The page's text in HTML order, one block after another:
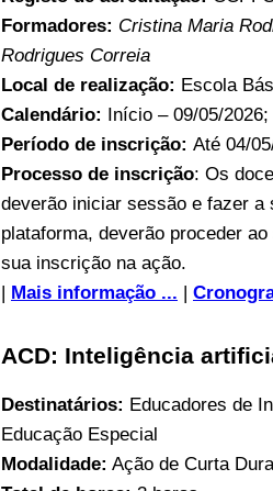
Formadores: Cristina Maria
Rodrigues Correia
Local de realização: Escola
Calendário: Início – 09/05/
Período de inscrição: Até 04/
Processo de inscrição: Os
deverão iniciar sessão e fazer a
plataforma, deverão proceder
sua inscrição na ação.
| Mais informação ... |
ACD: Inteligência
Destinatários: Educadores de
Educação Especial
Modalidade: Ação de Curta